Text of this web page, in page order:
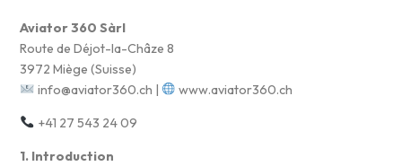
Aviator 360 Sàrl
Route de Déjot-la-Châze 8
3972 Miège (Suisse)
info@aviator360.ch |
www.aviator360.ch
+41 27 543 24 09
1. Introduction